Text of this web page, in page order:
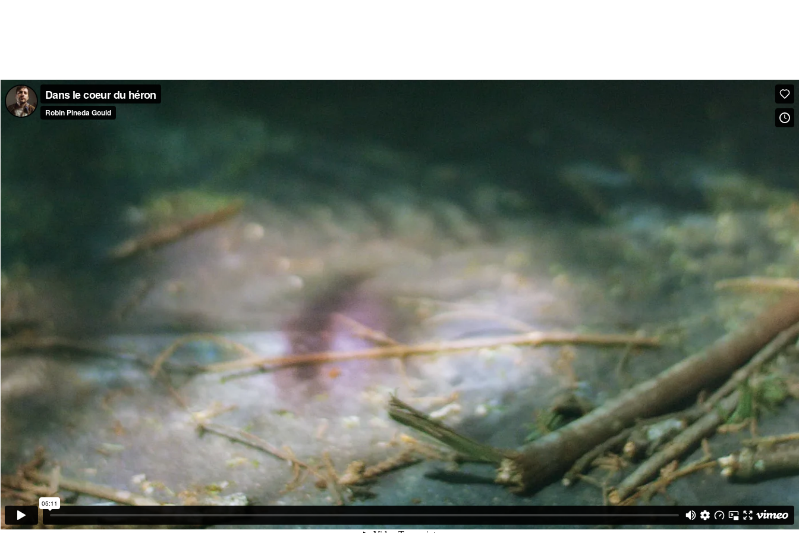
Dans le coeur du héron
Robin Pineda Gould
05:11